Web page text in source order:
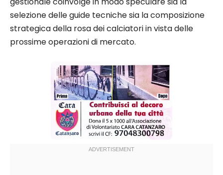
selezione delle guide tecniche sia la composizione
strategica della rosa dei calciatori in vista delle
prossime operazioni di mercato.